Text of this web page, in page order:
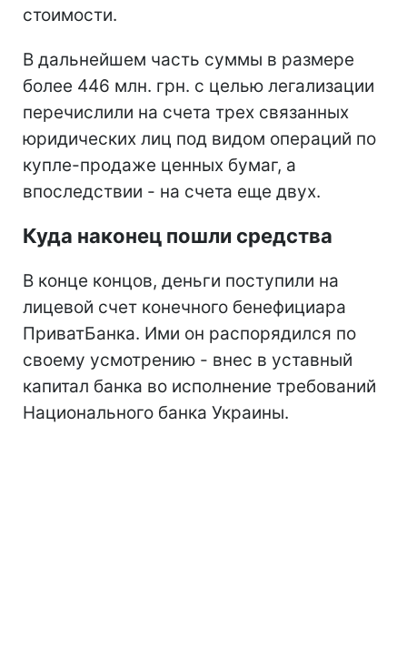
стоимости.
В дальнейшем часть суммы в размере
более 446 млн. грн. с целью легализации
перечислили на счета трех связанных
юридических лиц под видом операций по
купле-продаже ценных бумаг, а
впоследствии - на счета еще двух.
Куда наконец пошли средства
В конце концов, деньги поступили на
лицевой счет конечного бенефициара
ПриватБанка. Ими он распорядился по
своему усмотрению - внес в уставный
капитал банка во исполнение требований
Национального банка Украины.